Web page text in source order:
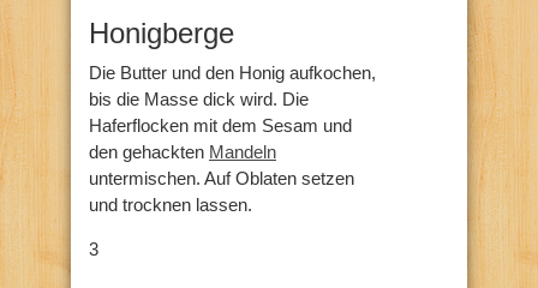
Honigberge
Die Butter und den Honig aufkochen,
bis die Masse dick wird. Die
Haferflocken mit dem Sesam und
den gehackten Mandeln
untermischen. Auf Oblaten setzen
und trocknen lassen.
3